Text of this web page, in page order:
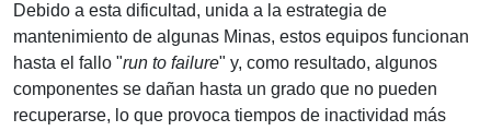
Debido a esta dificultad, unida a la estrategia de
mantenimiento de algunas Minas, estos equipos funcionan
hasta el fallo "run to failure" y, como resultado, algunos
componentes se dañan hasta un grado que no pueden
recuperarse, lo que provoca tiempos de inactividad más